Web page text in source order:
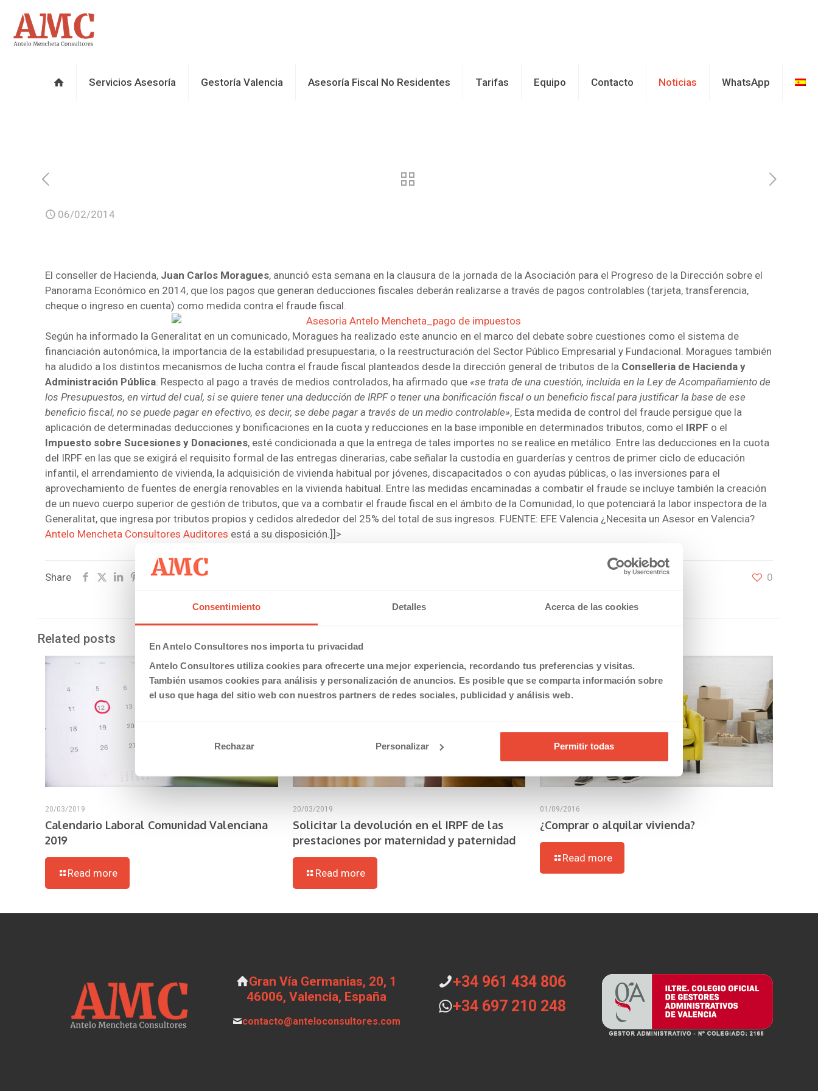
Consentimiento Detalles Acerca de las cookies
En Antelo Consultores nos importa tu privacidad
Antelo Consultores utiliza cookies para ofrecerte una mejor experiencia, recordando tus preferencias y visitas.
También usamos cookies para análisis y personalización de anuncios. Es posible que se comparta información sobre
el uso que haga del sitio web con nuestros partners de redes sociales, publicidad y análisis web.
Rechazar Personalizar Permitir todas
Servicios Asesoría Gestoría Valencia Asesoría Fiscal No Residentes Tarifas Equipo Contacto Noticias WhatsApp
06/02/2014
El conseller de Hacienda, Juan Carlos Moragues, anunció esta semana en la clausura de la jornada de la Asociación para el Progreso de la Dirección sobre el
Panorama Económico en 2014, que los pagos que generan deducciones fiscales deberán realizarse a través de pagos controlables (tarjeta, transferencia,
cheque o ingreso en cuenta) como medida contra el fraude fiscal.
Según ha informado la Generalitat en un comunicado, Moragues ha realizado este anuncio en el marco del debate sobre cuestiones como el sistema de
financiación autonómica, la importancia de la estabilidad presupuestaria, o la reestructuración del Sector Público Empresarial y Fundacional. Moragues también
ha aludido a los distintos mecanismos de lucha contra el fraude fiscal planteados desde la dirección general de tributos de la Conselleria de Hacienda y
Administración Pública. Respecto al pago a través de medios controlados, ha afirmado que «se trata de una cuestión, incluida en la Ley de Acompañamiento de
los Presupuestos, en virtud del cual, si se quiere tener una deducción de IRPF o tener una bonificación fiscal o un beneficio fiscal para justificar la base de ese
beneficio fiscal, no se puede pagar en efectivo, es decir, se debe pagar a través de un medio controlable», Esta medida de control del fraude persigue que la
aplicación de determinadas deducciones y bonificaciones en la cuota y reducciones en la base imponible en determinados tributos, como el IRPF o el
Impuesto sobre Sucesiones y Donaciones, esté condicionada a que la entrega de tales importes no se realice en metálico. Entre las deducciones en la cuota
del IRPF en las que se exigirá el requisito formal de las entregas dinerarias, cabe señalar la custodia en guarderías y centros de primer ciclo de educación
infantil, el arrendamiento de vivienda, la adquisición de vivienda habitual por jóvenes, discapacitados o con ayudas públicas, o las inversiones para el
aprovechamiento de fuentes de energía renovables en la vivienda habitual. Entre las medidas encaminadas a combatir el fraude se incluye también la creación
de un nuevo cuerpo superior de gestión de tributos, que va a combatir el fraude fiscal en el ámbito de la Comunidad, lo que potenciará la labor inspectora de la
Generalitat, que ingresa por tributos propios y cedidos alrededor del 25% del total de sus ingresos. FUENTE: EFE Valencia ¿Necesita un Asesor en Valencia?
Antelo Mencheta Consultores Auditores está a su disposición.]]>
Share 0
Related posts
20/03/2019
Calendario Laboral Comunidad Valenciana
2019
Read more
20/03/2019
Solicitar la devolución en el IRPF de las
prestaciones por maternidad y paternidad
Read more
01/09/2016
¿Comprar o alquilar vivienda?
Read more
Gran Vía Germanias, 20, 1
46006, Valencia, España
contacto@anteloconsultores.com
+34 961 434 806
+34 697 210 248